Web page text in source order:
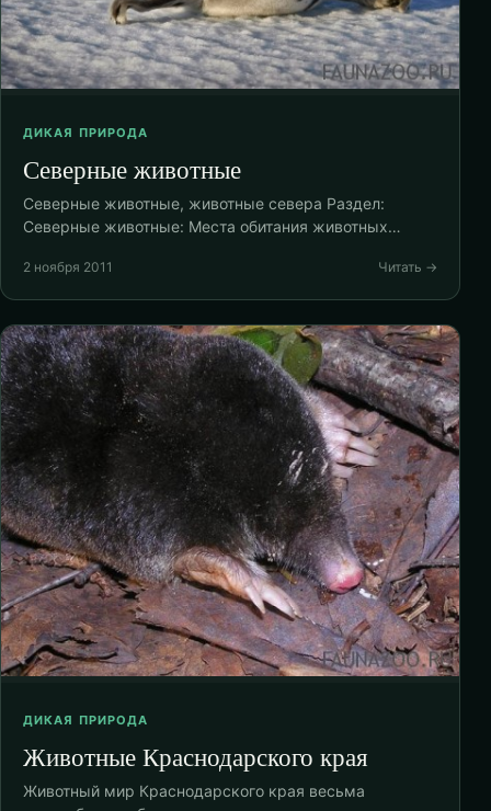
ДИКАЯ ПРИРОДА
Северные животные
Северные животные, животные севера Раздел:
Северные животные: Места обитания животных…
2 ноября 2011 Читать →
ДИКАЯ ПРИРОДА
Животные Краснодарского края
Животный мир Краснодарского края весьма